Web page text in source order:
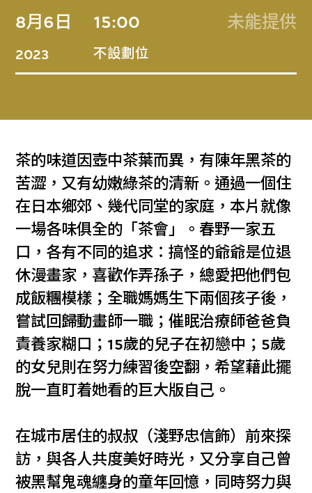
8月6日
2023
15:00 未能提供
不設劃位
茶的味道因壺中茶葉而異，有陳年黑茶的
苦澀，又有幼嫩綠茶的清新。通過一個住
在日本鄉郊、幾代同堂的家庭，本片就像
一場各味俱全的「茶會」。春野一家五
口，各有不同的追求：搞怪的爺爺是位退
休漫畫家，喜歡作弄孫子，總愛把他們包
成飯糰模樣；全職媽媽生下兩個孩子後，
嘗試回歸動畫師一職；催眠治療師爸爸負
責養家糊口；15歲的兒子在初戀中；5歲
的女兒則在努力練習後空翻，希望藉此擺
脫一直盯着她看的巨大版自己。
在城市居住的叔叔（淺野忠信飾）前來探
訪，與各人共度美好時光，又分享自己曾
被黑幫鬼魂纏身的童年回憶，同時努力與